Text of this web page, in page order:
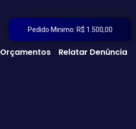
Pedido Minimo: R$ 1.500,00
Orçamentos Relatar Denúncia